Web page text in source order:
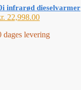
infrarød dieselvarmer
22,998.00Den
pris
dages levering